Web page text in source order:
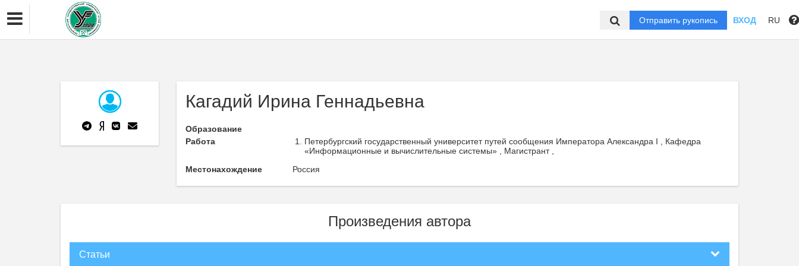
Отправить рукопись ВХОД RU
Кагадий Ирина Геннадьевна
Образование
Работа
Петербургский государственный университет путей сообщения Императора Александра I , Кафедра
«Информационные и вычислительные системы» , Магистрант ,
Местонахождение
Россия
Произведения автора
Статьи